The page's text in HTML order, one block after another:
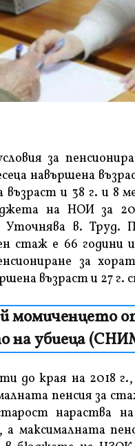
за
навършена
и 38 г. и 8
на НОИ за
в. Труд.
стаж е 66 години
за
възраст и 27 г.
на убиеца
до края на 2018
пенсия за
нараства
максималната